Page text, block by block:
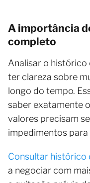
A importância
completo
Analisar o histórico
ter clareza sobre
longo do tempo.
saber exatamente
valores precisam
impedimentos
Consultar histórico
a negociar com